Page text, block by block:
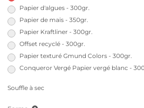
Papier d'algues - 300gr.
Papier de maïs - 350gr.
Papier Kraftliner - 300gr.
Offset recyclé - 300gr.
Papier texturé Gmund Colors - 300gr.
Conqueror Vergé Papier vergé blanc -
Souffle à sec